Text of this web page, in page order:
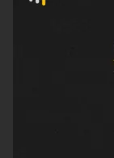
Agronegócios